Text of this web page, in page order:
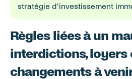
stratégie d’investissement
Règles liées à un
interdictions, loyers
changements à